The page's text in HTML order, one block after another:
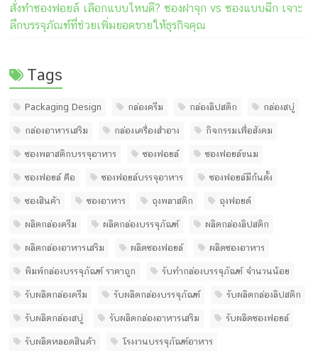
สั่งทำซองฟอยล์ เลือกแบบไหนดี? ซองฝาจุก vs ซองแบบฉีก เจาะ
ลึกบรรจุภัณฑ์ที่ช่วยเพิ่มยอดขายให้ธุรกิจคุณ
Tags
Packaging Design กล่องครีม กล่องลิปสติก กล่องสบู่
กล่องอาหารเสริม กล่องเครื่องสำอาง กิจกรรมเพื่อสังคม
ซองพลาสติกบรรจุอาหาร ซองฟอยล์ ซองฟอยล์ขนม
ซองฟอยล์ คือ ซองฟอยล์บรรจุอาหาร ซองฟอยล์มีก้นตั้ง
ซองสินค้า ซองอาหาร ถุงพลาสติก ถุงฟอยด์
ผลิตกล่องครีม ผลิตกล่องบรรจุภัณฑ์ ผลิตกล่องลิปสติก
ผลิตกล่องอาหารเสริม ผลิตซองฟอยล์ ผลิตซองอาหาร
พิมพ์กล่องบรรจุภัณฑ์ ราคาถูก รับทํากล่องบรรจุภัณฑ์ จํานวนน้อย
รับผลิตกล่องครีม รับผลิตกล่องบรรจุภัณฑ์ รับผลิตกล่องลิปสติก
รับผลิตกล่องสบู่ รับผลิตกล่องอาหารเสริม รับผลิตซองฟอยล์
รับผลิตหลอดสินค้า โรงงานบรรจุภัณฑ์อาหาร